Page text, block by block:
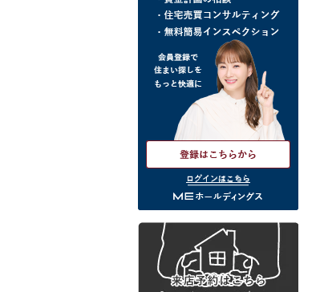
ログインはこちら